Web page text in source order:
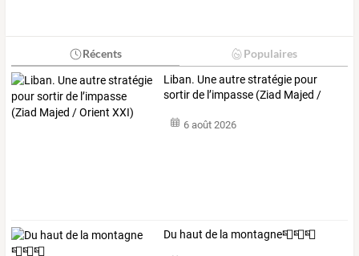
Récents Populaires
Liban. Uneautrestratégie pour
sortirde l’impasse (Ziad Majed /
6 août 2026
Du haut de la montagne📮📮📮